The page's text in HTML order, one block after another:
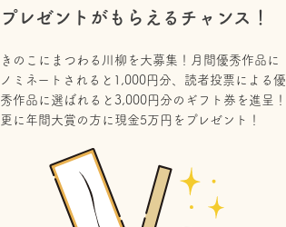
プレゼントがもらえるチャンス！
きのこにまつわる川柳を大募集！月間優秀作品に
ノミネートされると1,000円分、読者投票による優
秀作品に選ばれると3,000円分のギフト券を進呈！
更に年間大賞の方に現金5万円をプレゼント！